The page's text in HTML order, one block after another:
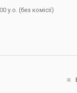
у.о. (без комісії)